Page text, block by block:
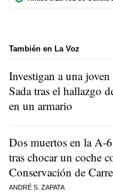
También en La Voz
Investigan a una
Sada tras el hallazgo
en un armario
Dos muertos en la A-
tras chocar un coche
Conservación de
ANDRÉ S. ZAPATA